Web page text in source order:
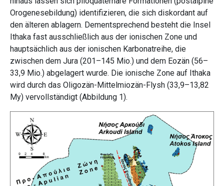
Orogenesebildung) identifizieren, die sich diskordant auf
den älteren ablagern. Dementsprechend besteht die Insel
Ithaka fast ausschließlich aus der ionischen Zone und
hauptsächlich aus der ionischen Karbonatreihe, die
zwischen dem Jura (201–145 Mio.) und dem Eozän (56–
33,9 Mio.) abgelagert wurde. Die ionische Zone auf Ithaka
wird durch das Oligozän-Mittelmiozän-Flysh (33,9–13,82
My) vervollständigt (Abbildung 1).